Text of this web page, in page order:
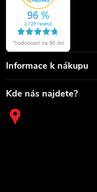
Informace k nákupu
Kde nás najdete?